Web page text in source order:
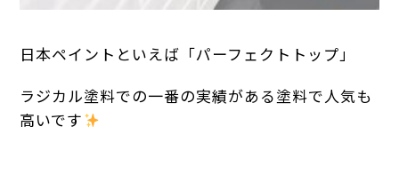
日本ペイントといえば「パーフェクトトップ」
ラジカル塗料での一番の実績がある塗料で人気も
高いです